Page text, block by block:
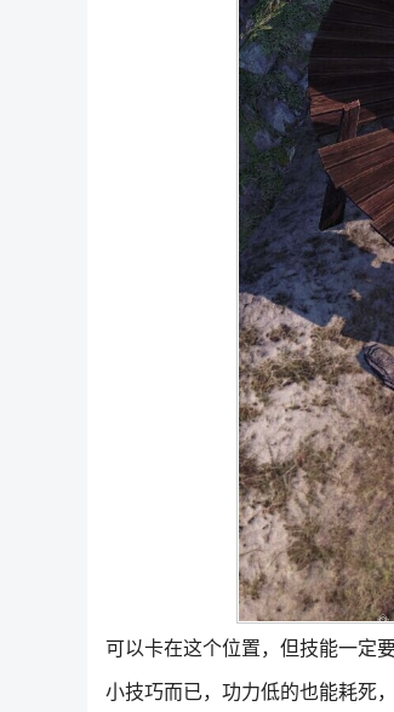
可以卡在这个位置，但技能一定
小技巧而已，功力低的也能耗死